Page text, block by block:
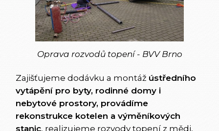
Oprava rozvodů topení - BVV Brno
Zajišťujeme dodávku a montáž ústředního
vytápění pro byty, rodinné domy i
nebytové prostory, provádíme
rekonstrukce kotelen a výměníkových
stanic, realizujeme rozvody topení z mědi,